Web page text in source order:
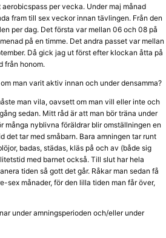
per vecka. Under maj månad
fram till sex veckor innan tävlingen. Från den
per dag. Det första var mellan 06 och 08 på
på en timme. Det andra passet var mellan
Då gick jag ut först efter klockan åtta på
från honom.
man varit aktiv innan och under densamma?
man vila, oavsett om man vill eller inte och
sedan. Mitt råd är att man bör träna under
många nyblivna föräldrar blir omställningen en
det tar med småbarn. Bara amningen tar runt
badas, städas, kläs på och av (både sig
med barnet också. Till slut har hela
tiden så gott det går. Råkar man sedan få
månader, för den lilla tiden man får över,
under amningsperioden och/eller under